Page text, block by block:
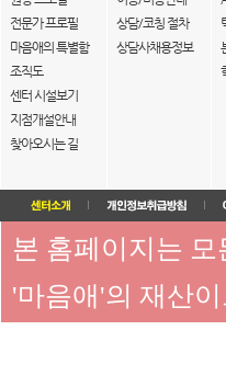
전문가 프로필
마음애의 특별함
조직도
센터 시설보기
지점개설안내
찾아오시는 길
상담/코칭 절차
상담사채용정보
본 홈페이지는
'마음애'의 재산